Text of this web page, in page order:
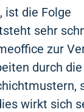
ist die Folge
sehr
zur
durch
wirkt sich